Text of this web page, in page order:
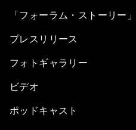
「フォーラム・ストーリー」
プレスリリース
フォトギャラリー
ビデオ
ポッドキャスト